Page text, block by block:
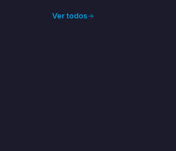
Ver todos